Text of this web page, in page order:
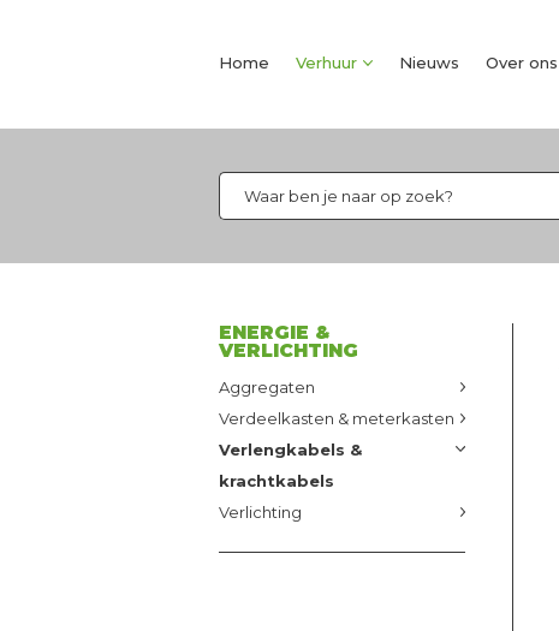
Home Verhuur Nieuws Over ons
ENERGIE &
VERLICHTING
Aggregaten
Verdeelkasten & meterkasten
Verlengkabels &
krachtkabels
Verlichting